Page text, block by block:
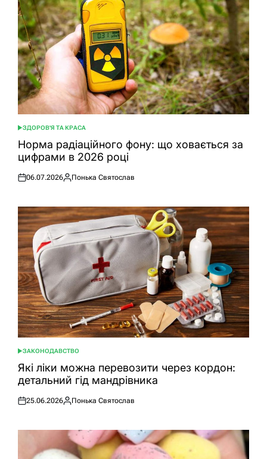
ОПУБЛІКУВАТИ
У
ЗДОРОВ'Я ТА КРАСА
Норма радіаційного фону: що ховається за
цифрами в 2026 році
Оприлюднено
06.07.2026
Опубліковано
Понька Святослав
ОПУБЛІКУВАТИ
У
ЗАКОНОДАВСТВО
Які ліки можна перевозити через кордон:
детальний гід мандрівника
Оприлюднено
25.06.2026
Опубліковано
Понька Святослав